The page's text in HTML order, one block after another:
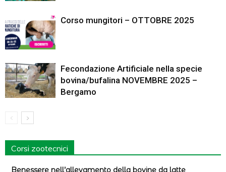
Corso mungitori – OTTOBRE 2025
Fecondazione Artificiale nella specie
bovina/bufalina NOVEMBRE 2025 –
Bergamo
Corsi zootecnici
Benessere nell’allevamento della bovine da latte